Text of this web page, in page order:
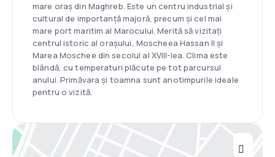
mare oraș din Maghreb. Este un centru industrial și
cultural de importanță majoră, precum și cel mai
mare port maritim al Marocului. Merită să vizitați
centrul istoric al orașului, Moscheea Hassan II și
Marea Moschee din secolul al XVIII-lea. Clima este
blândă, cu temperaturi plăcute pe tot parcursul
anului. Primăvara și toamna sunt anotimpurile ideale
pentru o vizită.